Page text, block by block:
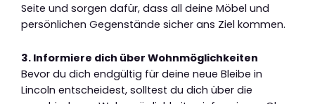
Seite und sorgen dafür, dass all deine Möbel und
persönlichen Gegenstände sicher ans Ziel kommen.
3. Informiere dich über Wohnmöglichkeiten
Bevor du dich endgültig für deine neue Bleibe in
Lincoln entscheidest, solltest du dich über die